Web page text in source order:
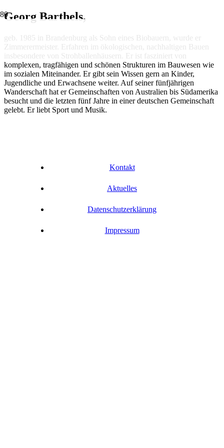
Georg Barthels,
geb. 1985 in Brandenburg als Sohn eines Biobauern, wurde er
Zimmerermeister. Erfahren im ökologischen, nachhaltigen Bauen
insbesondere von Strohballenhäusern. Er ist fasziniert von
komplexen, tragfähigen und schönen Strukturen im Bauwesen wie
im sozialen Miteinander. Er gibt sein Wissen gern an Kinder,
Jugendliche und Erwachsene weiter. Auf seiner fünfjährigen
Wander­schaft hat er Gemeinschaften von Australien bis Südamerika
besucht und die letzten fünf Jahre in einer deutschen Gemeinschaft
gelebt. Er liebt Sport und Musik.
Kontakt
Aktuelles
Datenschutzerklärung
Impressum